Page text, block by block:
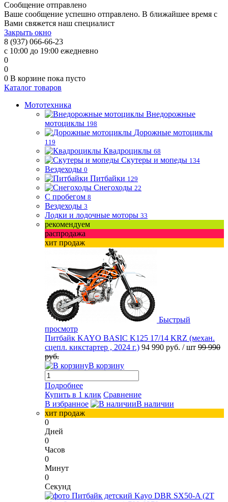
Сообщение отправлено
Ваше сообщение успешно отправлено. В ближайшее время с
Вами свяжется наш специалист
Закрыть окно
8 (937) 066-66-23
с 10:00 до 19:00 ежедневно
0
0
0 В корзине пока пусто
Каталог товаров
Мототехника
Внедорожные
мотоциклы 198
Дорожные мотоциклы
119
Квадроциклы 68
Скутеры и мопеды 134
Вездеходы 0
Питбайки 129
Снегоходы 22
С пробегом 8
Вездеходы 3
Лодки и лодочные моторы 33
рекомендуем
распродажа
хит продаж
Быстрый
просмотр
Питбайк KAYO BASIC K125 17/14 KRZ (механ.
сцепл. кикстартер , 2024 г.) 94 990 руб. / шт 99 990
руб.
В корзину
Подробнее
Купить в 1 клик Сравнение
В избранное
В наличии
хит продаж
0
Дней
0
Часов
0
Минут
0
Секунд